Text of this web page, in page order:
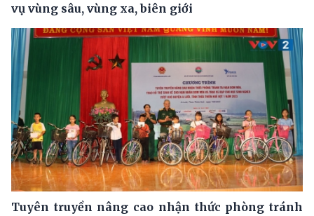
vụ vùng sâu, vùng xa, biên giới
Tuyên truyền nâng cao nhận thức phòng tránh